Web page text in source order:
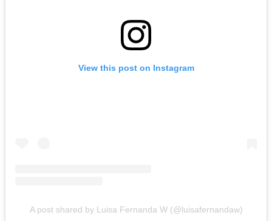
View this post on Instagram
A post shared by Luisa Fernanda W (@luisafernandaw)